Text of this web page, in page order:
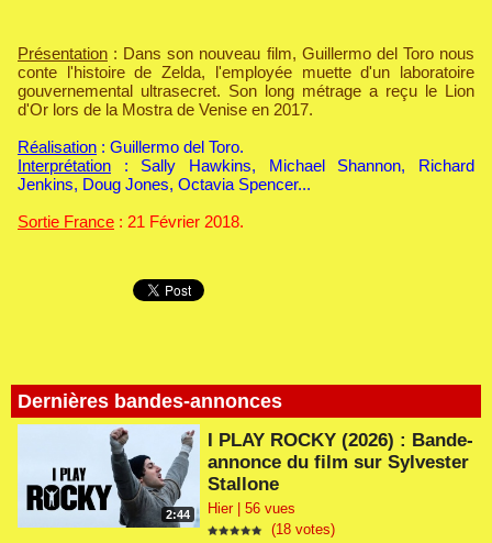
Dernières bandes-annonces
2:44
I PLAY ROCKY (2026) : Bande-
annonce du film sur Sylvester
Stallone
Hier | 56 vues
(18 votes)
Présentation : Dans son nouveau film, Guillermo del Toro nous
conte l'histoire de Zelda, l'employée muette d'un laboratoire
gouvernemental ultrasecret. Son long métrage a reçu le Lion
d'Or lors de la Mostra de Venise en 2017.
Réalisation : Guillermo del Toro.
Interprétation : Sally Hawkins, Michael Shannon, Richard
Jenkins, Doug Jones, Octavia Spencer...
Sortie France : 21 Février 2018.